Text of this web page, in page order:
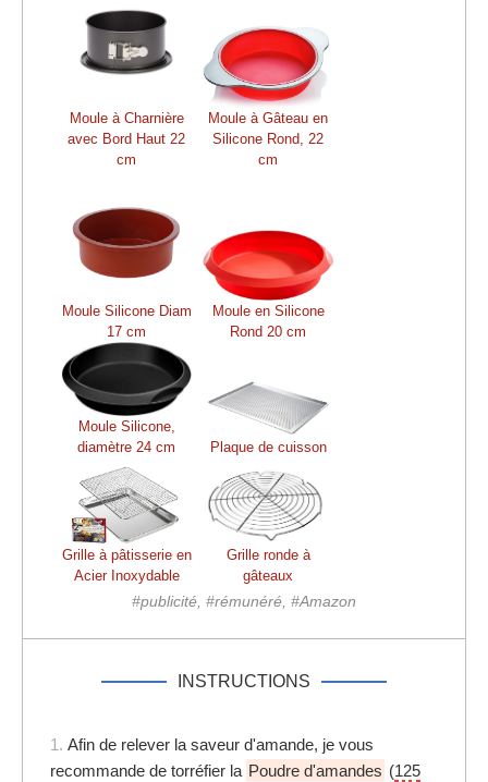
Moule à Charnière
avec Bord Haut 22
cm
Moule à Gâteau en
Silicone Rond, 22
cm
Moule Silicone Diam
17 cm
Moule en Silicone
Rond 20 cm
Moule Silicone,
diamètre 24 cm
Plaque de cuisson
Grille à pâtisserie en
Acier Inoxydable
Grille ronde à
gâteaux
#publicité, #rémunéré, #Amazon
INSTRUCTIONS
1. Afin de relever la saveur d'amande, je vous
recommande de torréfier la Poudre d'amandes (125